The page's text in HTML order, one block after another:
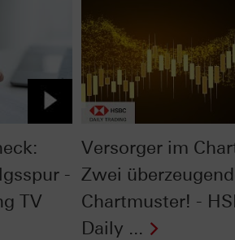
-
TV
Versorger im
Zwei
Chartmuster! -
Daily ...